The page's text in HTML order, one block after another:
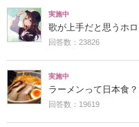
実施中
歌が上手だと思うホ
回答数：23826
実施中
ラーメンって日本食
回答数：19619